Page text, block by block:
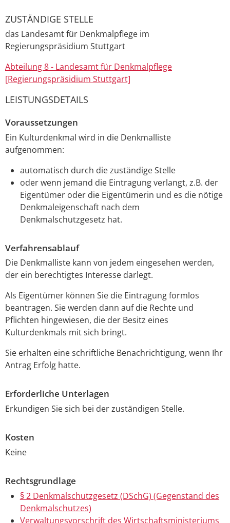
ZUSTÄNDIGE STELLE
das Landesamt für Denkmalpflege im
Regierungspräsidium Stuttgart
Abteilung 8 - Landesamt für Denkmalpflege
[Regierungspräsidium Stuttgart]
LEISTUNGSDETAILS
Voraussetzungen
Ein Kulturdenkmal wird in die Denkmalliste
aufgenommen:
automatisch durch die zuständige Stelle
oder wenn jemand die Eintragung verlangt, z.B. der
Eigentümer oder die Eigentümerin und es die nötige
Denkmaleigenschaft nach dem
Denkmalschutzgesetz hat.
Verfahrensablauf
Die Denkmalliste kann von jedem eingesehen werden,
der ein berechtigtes Interesse darlegt.
Als Eigentümer können Sie die Eintragung formlos
beantragen. Sie werden dann auf die Rechte und
Pflichten hingewiesen, die der Besitz eines
Kulturdenkmals mit sich bringt.
Sie erhalten eine schriftliche Benachrichtigung, wenn Ihr
Antrag Erfolg hatte.
Erforderliche Unterlagen
Erkundigen Sie sich bei der zuständigen Stelle.
Kosten
Keine
Rechtsgrundlage
§ 2 Denkmalschutzgesetz (DSchG) (Gegenstand des
Denkmalschutzes)
Verwaltungsvorschrift des Wirtschaftsministeriums